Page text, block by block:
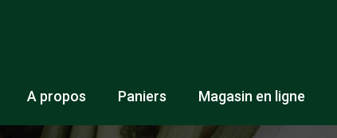
A propos Paniers Magasin en ligne